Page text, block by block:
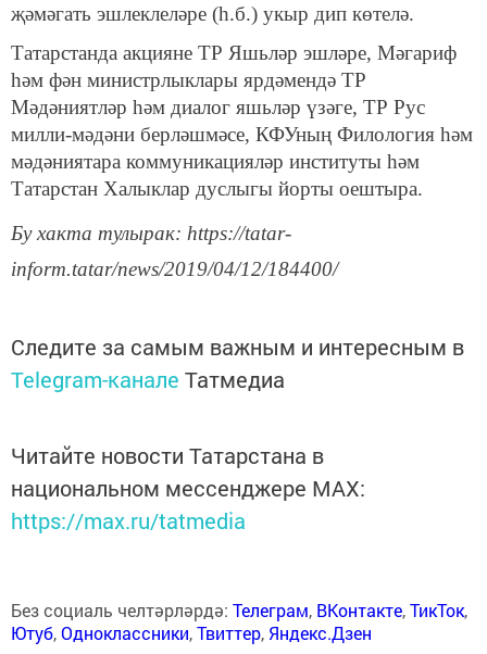
җәмәгать эшлеклеләре (һ.б.) укыр дип көтелә.
Татарстанда акцияне ТР Яшьләр эшләре, Мәгариф
һәм фән министрлыклары ярдәмендә ТР
Мәдәниятләр һәм диалог яшьләр үзәге, ТР Рус
милли-мәдәни берләшмәсе, КФУның Филология һәм
мәдәниятара коммуникацияләр институты һәм
Татарстан Халыклар дуслыгы йорты оештыра.
Бу хакта тулырак: https://tatar-
inform.tatar/news/2019/04/12/184400/
Следите за самым важным и интересным в
Telegram-канале Татмедиа
Читайте новости Татарстана в
национальном мессенджере MАХ:
https://max.ru/tatmedia
Без социаль челтәрләрдә: Телеграм, ВКонтакте,ТикТок,
Ютуб,Одноклассники,Твиттер, Яндекс.Дзен